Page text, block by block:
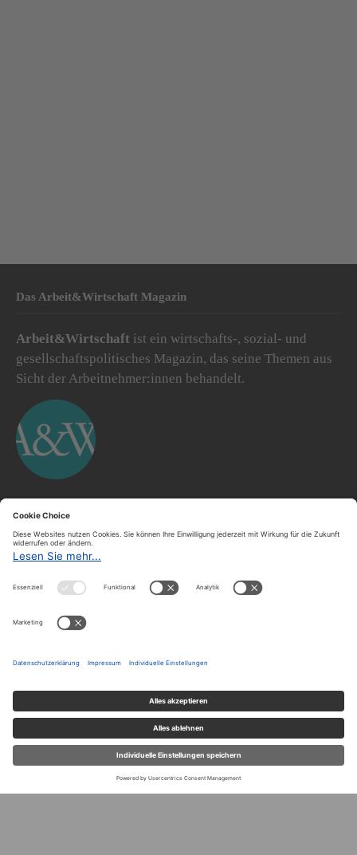
Das Arbeit&Wirtschaft Magazin
Arbeit&Wirtschaft ist ein wirtschafts-, sozial- und
gesellschaftspolitisches Magazin, das seine Themen aus
Sicht der Arbeitnehmer:innen behandelt.
Über uns
Über A&W
Redaktion
Abonnieren
Der A&W-Blog
ergänzt Online- und Print-Magazin
hat sich in den vergangenen Jahren zu einem der
entwickelt.